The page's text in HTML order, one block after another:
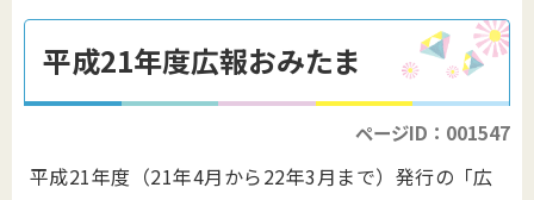
平成21年度広報おみたま
ページID：001547
平成21年度（21年4月から22年3月まで）発行の「広